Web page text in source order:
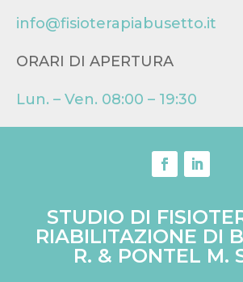
info@fisioterapiabusetto.it
ORARI DI APERTURA
Lun. – Ven. 08:00 – 19:30
STUDIO DI
RIABILITAZIONE DI
R. & PONTEL M.